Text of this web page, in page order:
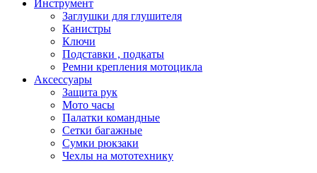
Инструмент
Заглушки для глушителя
Канистры
Ключи
Подставки , подкаты
Ремни крепления мотоцикла
Аксессуары
Защита рук
Мото часы
Палатки командные
Сетки багажные
Сумки рюкзаки
Чехлы на мототехнику